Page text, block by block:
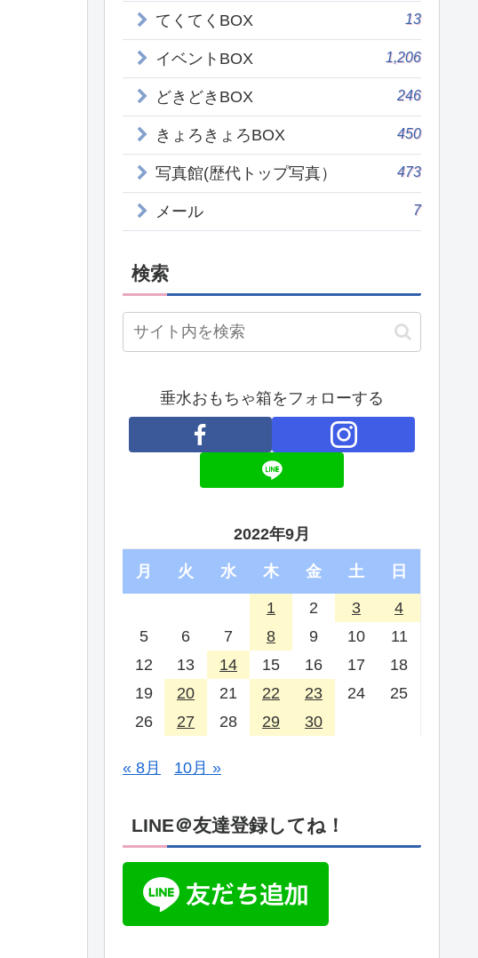
てくてくBOX 13
イベントBOX 1,206
どきどきBOX 246
きょろきょろBOX 450
写真館(歴代トップ写真） 473
メール 7
検索
垂水おもちゃ箱をフォローする
2022年9月
月 火 水 木 金 土 日
1 2 3
4
5
6 7 8 9 10
11
12
13 14 15 16 17
18
19
20 21 22 23 24
25
26
27 28 29 30
« 8月 10月 »
LINE＠友達登録してね！